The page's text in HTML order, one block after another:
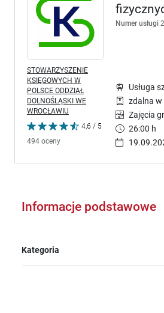
Numer usługi
STOWARZYSZENIE
KSIĘGOWYCH W
POLSCE ODDZIAŁ
DOLNOŚLĄSKI WE
WROCŁAWIU
4,6 / 5
494 oceny
Usługa
zdalna w
Zajęcia
26:00 h
Informacje podstawowe
Kategoria